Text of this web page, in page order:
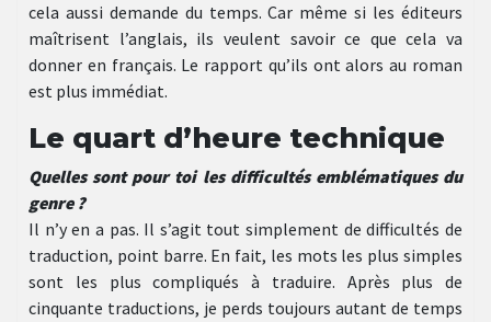
cela aussi demande du temps. Car même si les éditeurs
maîtrisent l’anglais, ils veulent savoir ce que cela va
donner en français. Le rapport qu’ils ont alors au roman
est plus immédiat.
Le quart d’heure technique
Quelles sont pour toi les difficultés emblématiques du
genre ?
Il n’y en a pas. Il s’agit tout simplement de difficultés de
traduction, point barre. En fait, les mots les plus simples
sont les plus compliqués à traduire. Après plus de
cinquante traductions, je perds toujours autant de temps